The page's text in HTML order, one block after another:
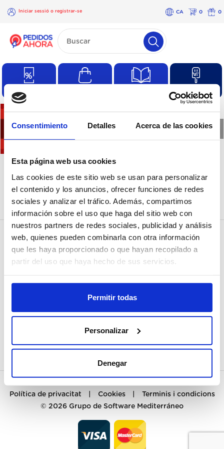
Consentimiento Detalles Acerca de las cookies
Esta página web usa cookies
Las cookies de este sitio web se usan para personalizar
el contenido y los anuncios, ofrecer funciones de redes
sociales y analizar el tráfico. Además, compartimos
información sobre el uso que haga del sitio web con
nuestros partners de redes sociales, publicidad y análisis
web, quienes pueden combinarla con otra información
que les haya proporcionado o que hayan recopilado a
partir del uso que haya hecho de sus servicios.
Permitir todas
Personalizar
Denegar
Iniciar sessió o registrar-se CA 0 0
×
Iniciar
registrar-
❮ ❯
No hi ha productes en
aquesta categoria
REGISTRAR-ME
CONTACTE
PREGUNTAS FRECUENTES
Política de privacitat Cookies
Terminis i condicions
© 2026 Grupo de Software Mediterráneo